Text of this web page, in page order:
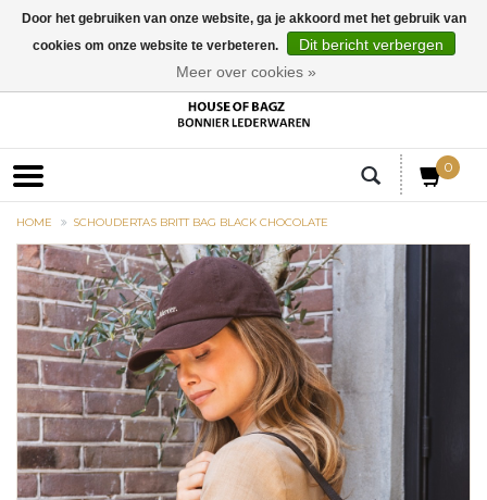
0
HOME SCHOUDERTAS BRITT BAG BLACK CHOCOLATE
Door het gebruiken van onze website, ga je akkoord met het gebruik van
cookies om onze website te verbeteren.
Dit bericht verbergen
Meer over cookies »